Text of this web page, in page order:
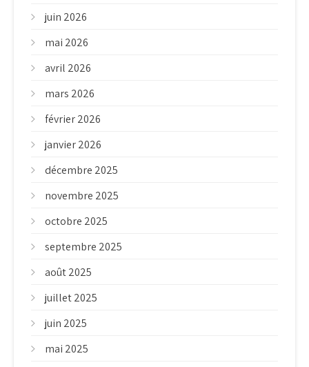
juin 2026
mai 2026
avril 2026
mars 2026
février 2026
janvier 2026
décembre 2025
novembre 2025
octobre 2025
septembre 2025
août 2025
juillet 2025
juin 2025
mai 2025